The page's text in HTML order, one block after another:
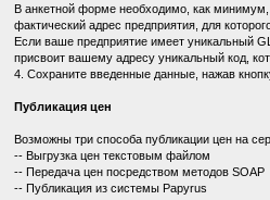
В анкетной форме необходимо, как
фактический адрес предприятия, для
Если ваше предприятие имеет уникальный
присвоит вашему адресу уникальный код,
4. Сохраните введенные данные, нажав
Публикация цен
Возможны три способа публикации цен на
-- Выгрузка цен текстовым файлом
-- Передача цен посредством методов SOAP
-- Публикация из системы Papyrus